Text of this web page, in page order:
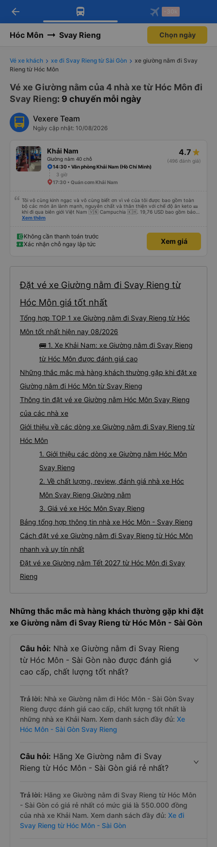
Tải app Vexere ngay!
Nhận ưu đãi thành viên độc
Mở app
Tải app Vexere
-30k/ghế khi đặt vé máy bay qua
Mở app
arrow_back -30k
Hóc Môn Svay Rieng Chọn ngày
Vé xe khách xe đi Svay Rieng từ Sài Gòn
xe giường nằm đi Svay
Rieng từ Hóc Môn
Vé xe Giường nằm của 4 nhà xe từ Hóc Môn đi
Svay Rieng: 9 chuyến mỗi ngày
Vexere Team
Ngày cập nhật: 10/08/2026
Khải Nam
Giường nằm 40 chỗ
4.7
(496 đánh giá)
14:30 • Văn phòng Khải Nam (Hồ Chí Minh)
3 giờ
17:30 • Quán cơm Khải Nam
Tôi vô cùng kinh ngạc và vô cùng biết ơn vì vé của tôi được bao gồm toàn
bộ các món ăn lành mạnh, nguyên chất và thân thiện với chế độ ăn keto 🎫
khi đi qua biên giới Việt Nam 🇻🇳 Campuchia 🇰🇭. 19,76 USD bao gồm bảo
hiểm, nước, khăn giấy ướt, túi đựng giày, máy lạnh, sự hỗ trợ tại biên giới để
buýt rộng rãi, sạch sẽ và chỉ còn một nửa chỗ. Tôi chắc chắn sẽ chuyển từ
máy bay ✈️ sang xe buýt giường nằm 🚌 ngay bây giờ. Tuyệt vời, không căng
thẳng và an toàn. Bữa sáng của tôi; thịt bò mỏng chiên 🥩 đậu xanh &amp;
Xem thêm
Không cần thanh toán trước
Xác nhận chỗ ngay lập tức
Xem giá
Đặt vé xe Giường nằm đi Svay Rieng từ
Hóc Môn giá tốt nhất
Tổng hợp TOP 1 xe Giường nằm đi Svay Rieng từ Hóc
Môn tốt nhất hiện nay 08/2026
🚌 1. Xe Khải Nam: xe Giường nằm đi Svay Rieng
từ Hóc Môn được đánh giá cao
Những thắc mắc mà hàng khách thường gặp khi đặt xe
Giường nằm đi Hóc Môn từ Svay Rieng
Thông tin đặt vé xe Giường nằm Hóc Môn Svay Rieng
của các nhà xe
Giới thiệu về các dòng xe Giường nằm đi Svay Rieng từ
Hóc Môn
1. Giới thiệu các dòng xe Giường nằm Hóc Môn
Svay Rieng
2. Về chất lượng, review, đánh giá nhà xe Hóc
Môn Svay Rieng Giường nằm
3. Giá vé xe Hóc Môn Svay Rieng
Bảng tổng hợp thông tin nhà xe Hóc Môn - Svay Rieng
Cách đặt vé xe Giường nằm đi Svay Rieng từ Hóc Môn
nhanh và uy tín nhất
Đặt vé xe Giường nằm Tết 2027 từ Hóc Môn đi Svay
Rieng
Những thắc mắc mà hàng khách thường gặp khi đặt
xe Giường nằm đi Svay Rieng từ Hóc Môn - Sài Gòn
Câu hỏi: Nhà xe Giường nằm đi Svay Rieng
từ Hóc Môn - Sài Gòn nào được đánh giá
cao cấp, chất lượng tốt nhất?
Trả lời: Nhà xe Giường nằm đi Hóc Môn - Sài Gòn Svay
Rieng được đánh giá cao cấp, chất lượng tốt nhất là
những nhà xe Khải Nam. Xem danh sách đầy đủ: Xe
Hóc Môn - Sài Gòn Svay Rieng
Câu hỏi: Hãng Xe Giường nằm đi Svay
Rieng từ Hóc Môn - Sài Gòn giá rẻ nhất?
Trả lời: Hãng xe Giường nằm đi Svay Rieng từ Hóc Môn
- Sài Gòn có giá rẻ nhất có mức giá là 550.000 đồng
của nhà xe Khải Nam. Xem danh sách đầy đủ: Xe đi
Svay Rieng từ Hóc Môn - Sài Gòn